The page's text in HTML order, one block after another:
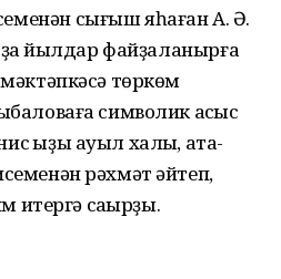
сығыш яһаған А. Ә.
йылдар файҙаланырға
төркөм
символик асҡыс
ҡыҙы ауыл халҡы, ата-
рәхмәт әйтеп,
итергә саҡырҙы.